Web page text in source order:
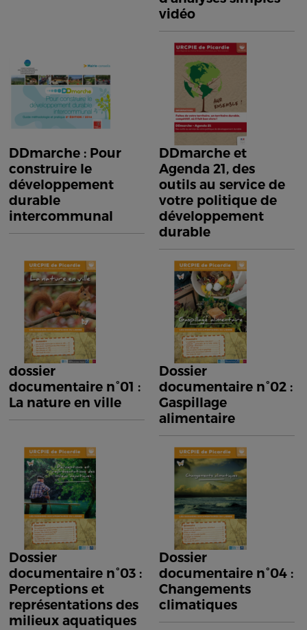
vidéo
DDmarche : Pour
construire le
développement
durable
intercommunal
DDmarche et
Agenda 21, des
outils au service de
votre politique de
développement
durable
dossier
documentaire n°01 :
La nature en ville
Dossier
documentaire n°02 :
Gaspillage
alimentaire
Dossier
documentaire n°03 :
Perceptions et
représentations des
milieux aquatiques
Dossier
documentaire n°04 :
Changements
climatiques